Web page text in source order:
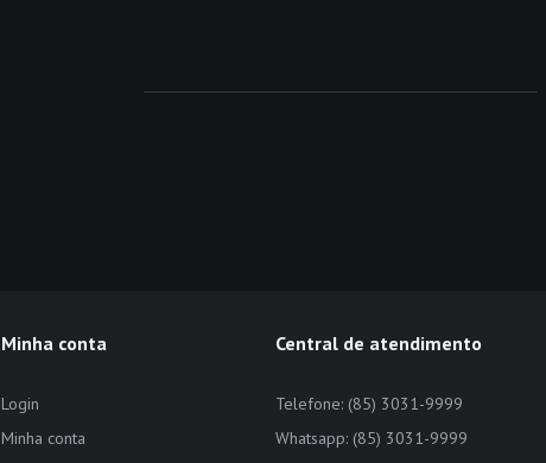
Minha conta
Login
Minha conta
Central de atendimento
Telefone: (85) 3031-9999
Whatsapp: (85) 3031-9999